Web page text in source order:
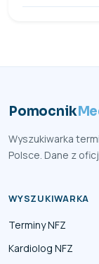
Pomocnik
Wyszukiwarka
Polsce. Dane z
WYSZUKIWARKA
Terminy NFZ
Kardiolog NFZ